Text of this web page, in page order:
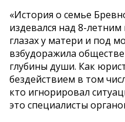
«История о семье
издевался над 8-
глазах у матери и под
взбудоражила
глубины души. Как
бездействием в том
кто игнорировал
это специалисты